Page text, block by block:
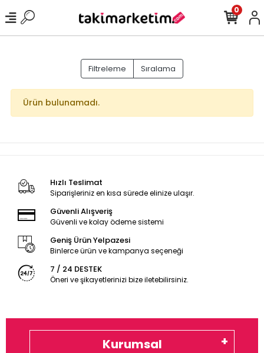
0
Filtreleme Sıralama
Ürün bulunamadı.
Hızlı Teslimat
Siparişleriniz en kısa sürede elinize ulaşır.
Güvenli Alışveriş
Güvenli ve kolay ödeme sistemi
Geniş Ürün Yelpazesi
Binlerce ürün ve kampanya seçeneği
7 / 24 DESTEK
Öneri ve şikayetlerinizi bize iletebilirsiniz.
Kurumsal